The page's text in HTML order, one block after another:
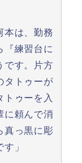
本は、勤務
『練習台に
です。片方
タトゥーが
トゥーを入
に頼んで消
真っ黒に彫
」